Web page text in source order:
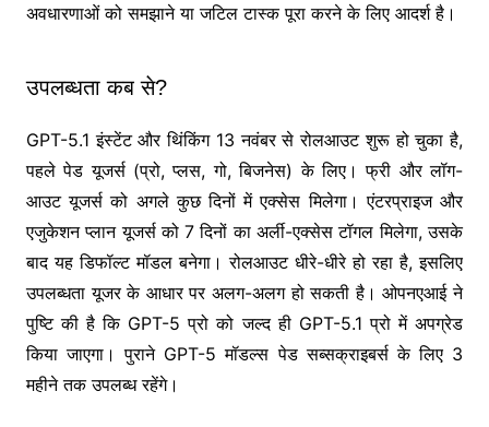
अवधारणाओं को समझाने या जटिल टास्क पूरा करने के लिए आदर्श है।
उपलब्धता कब से?
GPT-5.1 इंस्टेंट और थिंकिंग 13 नवंबर से रोलआउट शुरू हो चुका है,
पहले पेड यूजर्स (प्रो, प्लस, गो, बिजनेस) के लिए। फ्री और लॉग-
आउट यूजर्स को अगले कुछ दिनों में एक्सेस मिलेगा। एंटरप्राइज और
एजुकेशन प्लान यूजर्स को 7 दिनों का अर्ली-एक्सेस टॉगल मिलेगा, उसके
बाद यह डिफॉल्ट मॉडल बनेगा। रोलआउट धीरे-धीरे हो रहा है, इसलिए
उपलब्धता यूजर के आधार पर अलग-अलग हो सकती है। ओपनएआई ने
पुष्टि की है कि GPT-5 प्रो को जल्द ही GPT-5.1 प्रो में अपग्रेड
किया जाएगा। पुराने GPT-5 मॉडल्स पेड सब्सक्राइबर्स के लिए 3
महीने तक उपलब्ध रहेंगे।